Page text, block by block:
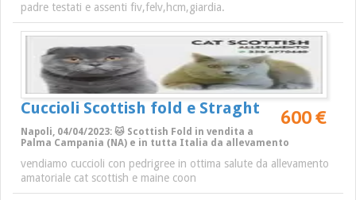
padre testati e assenti fiv,felv,hcm,giardia.
Cuccioli Scottish fold e Straght 600 €
Napoli, 04/04/2023: 🐱 Scottish Fold in vendita a
Palma Campania (NA) e in tutta Italia da allevamento
vendiamo cuccioli con pedrigree in ottima salute da allevamento
amatoriale cat scottish e maine coon